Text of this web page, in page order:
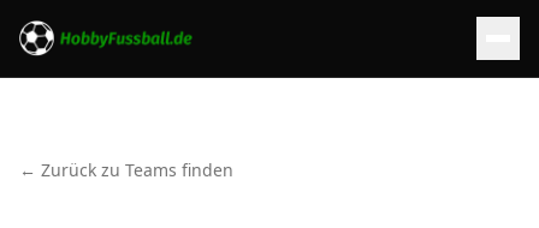
← Zurück zu Teams finden